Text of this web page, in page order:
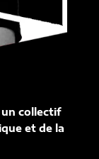
un collectif
et de la